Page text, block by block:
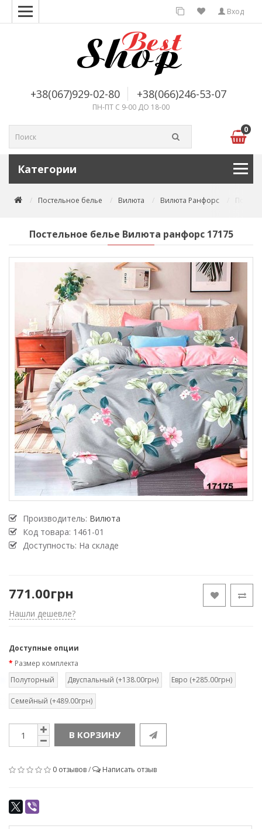
Вход
+38(067)929-02-80 +38(066)246-53-07
ПН-ПТ С 9-00 ДО 18-00
0
Категории
Постельное белье Вилюта Вилюта Ранфорс
Постельное белье Вилюта ранфорс 17175
Производитель: Вилюта
Код товара: 1461-01
Доступность: На складе
771.00грн
Нашли дешевле?
Доступные опции
Размер комплекта
Полуторный
Двуспальный (+138.00грн) Евро (+285.00грн)
Семейный (+489.00грн)
В КОРЗИНУ
0 отзывов/ Написать отзыв